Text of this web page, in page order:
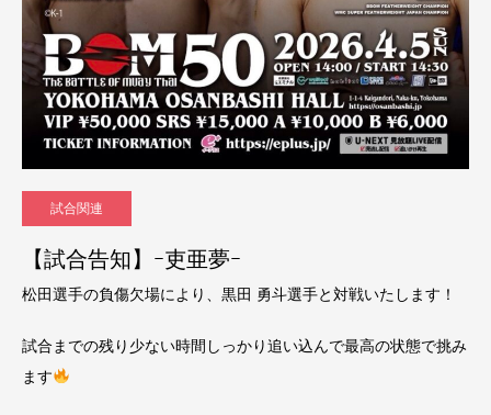
試合関連
【試合告知】ｰ吏亜夢ｰ
松田選手の負傷欠場により、黒田 勇斗選手と対戦いたします！
試合までの残り少ない時間しっかり追い込んで最高の状態で挑み
ます